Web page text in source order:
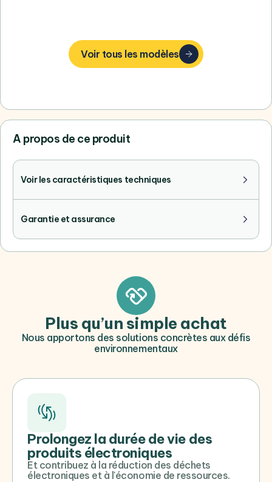
Voir tous les modèles
A propos de ce produit
Voir les caractéristiques techniques
Garantie et assurance
Plus qu’un simple achat
Nous apportons des solutions concrètes aux défis
environnementaux
Prolongez la durée de vie des
produits électroniques
Et contribuez à la réduction des déchets
électroniques et à l'économie de ressources.